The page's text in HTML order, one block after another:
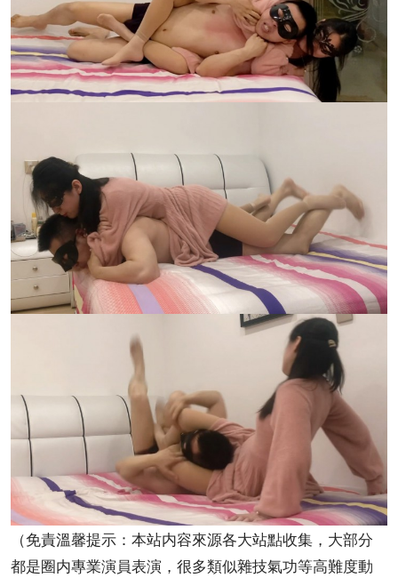
（免責溫馨提示：本站内容來源各大站點收集，大部分
都是圈内專業演員表演，很多類似雜技氣功等高難度動